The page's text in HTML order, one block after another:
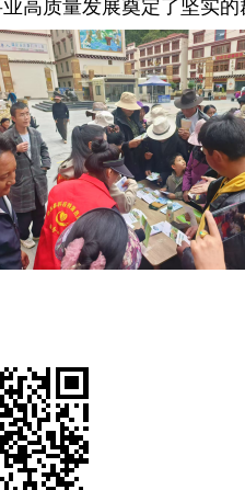
高质量发展奠定了坚实的